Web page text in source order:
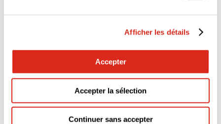
Afficher les détails
Accepter
Accepter la sélection
Continuer sans accepter
L’égalité professionnelle nous tient à cœur
Nos offres d’emploi
Actus & médias
Communiqués de presse
News réglementaires
Publications et livres blancs
Webinaires